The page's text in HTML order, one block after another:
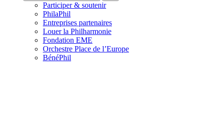
Participer & soutenir
PhilaPhil
Entreprises partenaires
Louer la Philharmonie
Fondation EME
Orchestre Place de l’Europe
BénéPhil